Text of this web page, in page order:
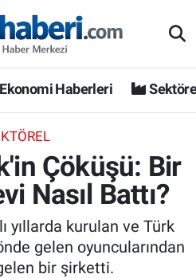
Haberleri
Çöküşü: Bir
Nasıl Battı?
yıllarda kurulan ve Türk
gelen oyuncularından
bir şirketti.